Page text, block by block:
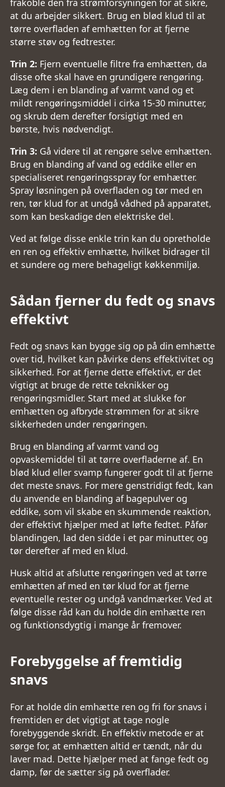
at du arbejder sikkert. Brug en blød klud til at
tørre overfladen af emhætten for at fjerne
større støv og fedtrester.
Trin 2: Fjern eventuelle filtre fra emhætten, da
disse ofte skal have en grundigere rengøring.
Læg dem i en blanding af varmt vand og et
mildt rengøringsmiddel i cirka 15-30 minutter,
og skrub dem derefter forsigtigt med en
børste, hvis nødvendigt.
Trin 3: Gå videre til at rengøre selve emhætten.
Brug en blanding af vand og eddike eller en
specialiseret rengøringsspray for emhætter.
Spray løsningen på overfladen og tør med en
ren, tør klud for at undgå vådhed på apparatet,
som kan beskadige den elektriske del.
Ved at følge disse enkle trin kan du opretholde
en ren og effektiv emhætte, hvilket bidrager til
et sundere og mere behageligt køkkenmiljø.
Sådan fjerner du fedt og snavs
effektivt
Fedt og snavs kan bygge sig op på din emhætte
over tid, hvilket kan påvirke dens effektivitet og
sikkerhed. For at fjerne dette effektivt, er det
vigtigt at bruge de rette teknikker og
rengøringsmidler. Start med at slukke for
emhætten og afbryde strømmen for at sikre
sikkerheden under rengøringen.
Brug en blanding af varmt vand og
opvaskemiddel til at tørre overfladerne af. En
blød klud eller svamp fungerer godt til at fjerne
det meste snavs. For mere genstridigt fedt, kan
du anvende en blanding af bagepulver og
eddike, som vil skabe en skummende reaktion,
der effektivt hjælper med at løfte fedtet. Påfør
blandingen, lad den sidde i et par minutter, og
tør derefter af med en klud.
Husk altid at afslutte rengøringen ved at tørre
emhætten af med en tør klud for at fjerne
eventuelle rester og undgå vandmærker. Ved at
følge disse råd kan du holde din emhætte ren
og funktionsdygtig i mange år fremover.
Forebyggelse af fremtidig
snavs
For at holde din emhætte ren og fri for snavs i
fremtiden er det vigtigt at tage nogle
forebyggende skridt. En effektiv metode er at
sørge for, at emhætten altid er tændt, når du
laver mad. Dette hjælper med at fange fedt og
damp, før de sætter sig på overflader.